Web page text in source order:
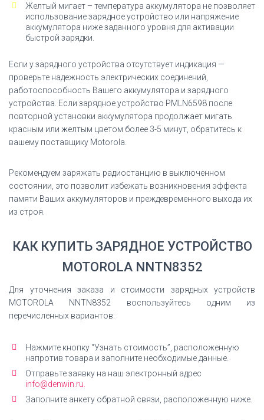
Желтый мигает – температура аккумулятора не позволяет
использование зарядное устройство или напряжение
аккумулятора ниже заданного уровня для активации
быстрой зарядки.
Если у зарядного устройства отсутствует индикация —
проверьте надежность электрических соединений,
работоспособность Вашего аккумулятора и зарядного
устройства. Если зарядное устройство PMLN6598 после
повторной установки аккумулятора продолжает мигать
красным или желтым цветом более 3-5 минут, обратитесь к
вашему поставщику Motorola.
Рекомендуем заряжать радиостанцию в выключенном
состоянии, это позволит избежать возникновения эффекта
памяти Ваших аккумуляторов и преждевременного выхода их
из строя.
КАК КУПИТЬ ЗАРЯДНОЕ УСТРОЙСТВО
MOTOROLA NNTN8352
Для уточнения заказа и стоимости зарядных устройств
MOTOROLA NNTN8352 воспользуйтесь одним из
перечисленных вариантов:
Нажмите кнопку “Узнать стоимость”, расположенную
напротив товара и заполните необходимые данные.
Отправьте заявку на наш электронный адрес
info@denwin.ru.
Заполните анкету обратной связи, расположенную ниже.